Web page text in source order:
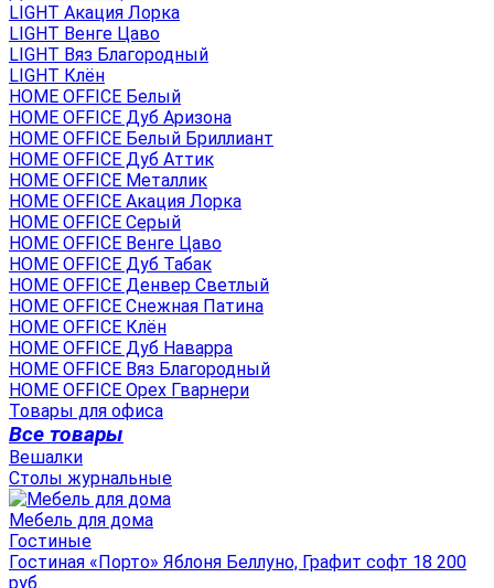
LIGHT Акация Лорка
LIGHT Венге Цаво
LIGHT Вяз Благородный
LIGHT Клён
HOME OFFICE Белый
HOME OFFICE Дуб Аризона
HOME OFFICE Белый Бриллиант
HOME OFFICE Дуб Аттик
HOME OFFICE Металлик
HOME OFFICE Акация Лорка
HOME OFFICE Серый
HOME OFFICE Венге Цаво
HOME OFFICE Дуб Табак
HOME OFFICE Денвер Светлый
HOME OFFICE Снежная Патина
HOME OFFICE Клён
HOME OFFICE Дуб Наварра
HOME OFFICE Вяз Благородный
HOME OFFICE Орех Гварнери
Товары для офиса
Все товары
Вешалки
Столы журнальные
Мебель для дома
Гостиные
Гостиная «Порто» Яблоня Беллуно, Графит софт 18 200
руб.